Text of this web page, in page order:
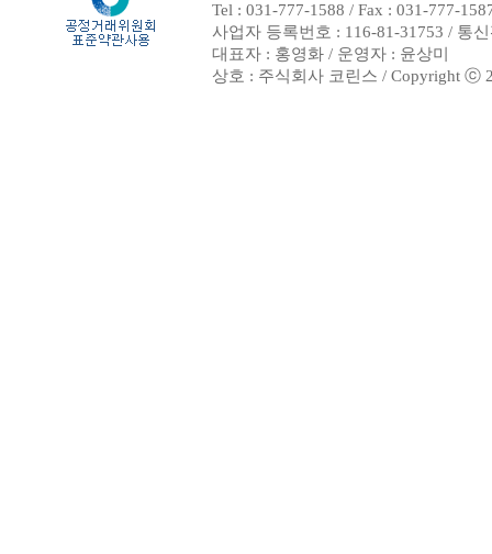
Tel : 031-777-1588 / Fax : 031-777-
사업자 등록번호 : 116-81-31753 / 통
대표자 : 홍영화 / 운영자 : 윤상미
상호 : 주식회사 코린스 / Copyright ⓒ